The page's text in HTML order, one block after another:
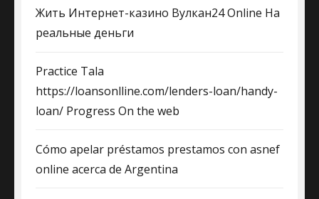
Жить Интернет-казино Вулкан24 Online На
реальные деньги
Practice Tala
https://loansonlline.com/lenders-loan/handy-
loan/ Progress On the web
Cómo apelar préstamos prestamos con asnef
online acerca de Argentina